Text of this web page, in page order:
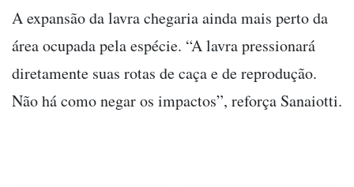
A expansão da lavra chegaria ainda mais perto da
área ocupada pela espécie. “A lavra pressionará
diretamente suas rotas de caça e de reprodução.
Não há como negar os impactos”, reforça Sanaiotti.